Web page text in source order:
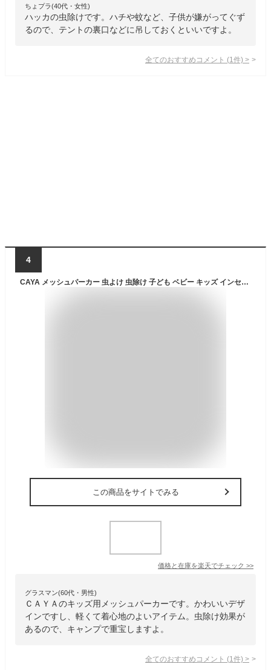
ちょプラ(40代・女性)
ハッカの虫除けです。ハチや蚊など、子供が嫌がってぐず
るので、テントの裏口などに吊しておくといいですよ。
全てのおすすめコメント (1 件) >
4
CAYA メッシュパーカー 虫よけ 虫除け 子ども ベビー キッズ インセクトシールド 遠足 登山 キャンプ バーベキュー ガーデニング 釣り ウォーキング パーカー
この商品をサイトでみる
価格と在庫を楽天でチェック >>
グラスマン(60代・男性)
ＣＡＹＡのキッズ用メッシュパーカーです。かわいいデザ
インですし、軽くて着心地のよいアイテム。虫除け効果が
あるので、キャンプで重宝しますよ。
全てのおすすめコメント (1 件) >